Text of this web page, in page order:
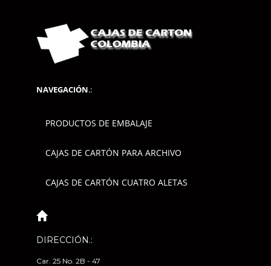
NAVEGACIÓN.:
PRODUCTOS DE EMBALAJE
CAJAS DE CARTÓN PARA ARCHIVO
CAJAS DE CARTÓN CUATRO ALETAS
DIRECCIÓN.:
Car. 25 No. 2B - 47